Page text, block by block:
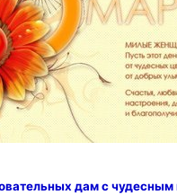
дам с чудесным